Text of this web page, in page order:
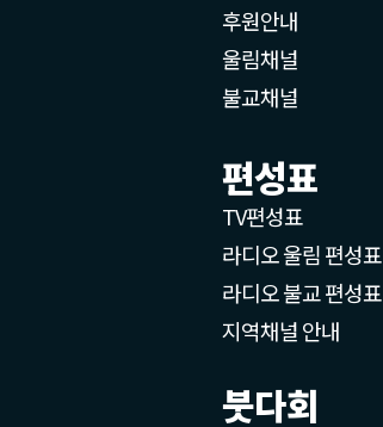
후원안내
울림채널
불교채널
편성표
TV편성표
라디오 울림 편성표
라디오 불교 편성표
지역채널 안내
붓다회